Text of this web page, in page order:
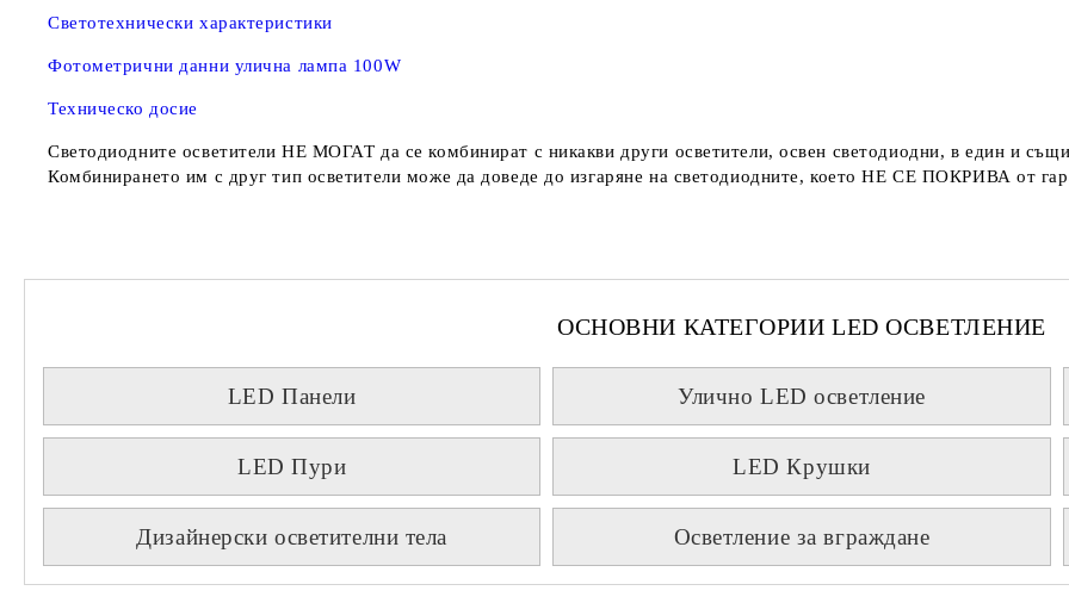
Светотехнически характеристики
Фотометрични данни улична лампа 100W
Техническо досие
Светодиодните осветители НЕ МОГАТ да се комбинират с никакви други осветители, освен светодиодни, в един и
Комбинирането им с друг тип осветители може да доведе до изгаряне на светодиодните, коетоНЕ СЕ ПОКРИВА от
ОСНОВНИ КАТЕГОРИИ LED ОСВЕТЛЕНИЕ
LED Панели Улично LED осветление
LED Пури LED Крушки
Дизайнерски осветителни тела Осветление за вграждане